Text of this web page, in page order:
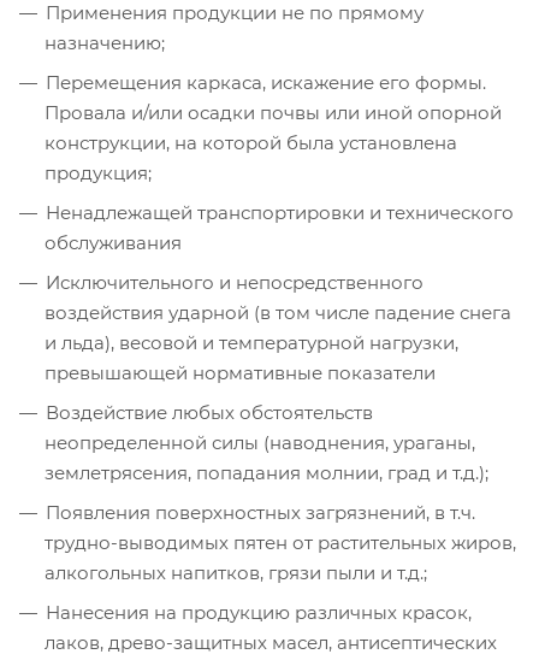
Применения продукции не по прямому
назначению;
Перемещения каркаса, искажение его формы.
Провала и/или осадки почвы или иной опорной
конструкции, на которой была установлена
продукция;
Ненадлежащей транспортировки и технического
обслуживания
Исключительного и непосредственного
воздействия ударной (в том числе падение снега
и льда), весовой и температурной нагрузки,
превышающей нормативные показатели
Воздействие любых обстоятельств
неопределенной силы (наводнения, ураганы,
землетрясения, попадания молнии, град и т.д.);
Появления поверхностных загрязнений, в т.ч.
трудно-выводимых пятен от растительных жиров,
алкогольных напитков, грязи пыли и т.д.;
Нанесения на продукцию различных красок,
лаков, древо-защитных масел, антисептических